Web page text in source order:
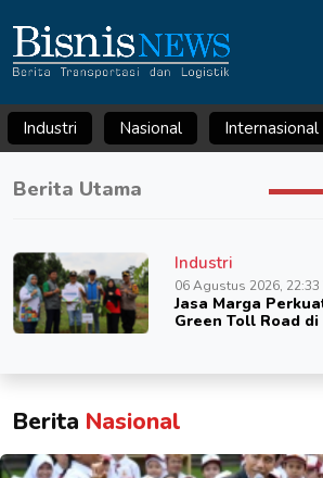
Industri Nasional Internasional
Berita Utama
Industri
06 Agustus 2026, 22:33
Jasa Marga
Green Toll Road
Berita Nasional